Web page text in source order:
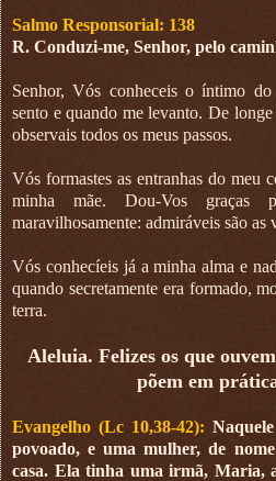
Salmo Responsorial: 138
R. Conduzi-me, Senhor, pelo
Senhor, Vós conheceis o íntimo
sento e quando me levanto. De
observais todos os meus passos.
Vós formastes as entranhas do meu
minha mãe. Dou-Vos
maravilhosamente: admiráveis são as
Vós conhecíeis já a minha alma e
quando secretamente era formado,
terra.
Aleluia. Felizes os que
põem em
Evangelho (Lc 10,38-42):
povoado, e uma mulher, de
casa. Ela tinha uma irmã, Maria,